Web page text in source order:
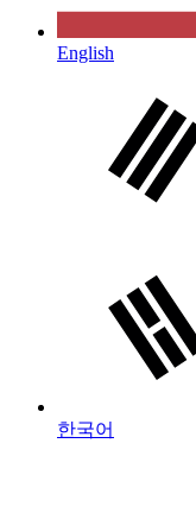
English
한국어